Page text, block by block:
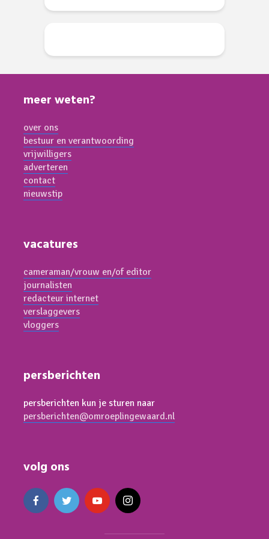
meer weten?
over ons
bestuur en verantwoording
vrijwilligers
adverteren
contact
nieuwstip
vacatures
cameraman/vrouw en/of editor
journalisten
redacteur internet
verslaggevers
vloggers
persberichten
persberichten kun je sturen naar
persberichten@omroeplingewaard.nl
volg ons